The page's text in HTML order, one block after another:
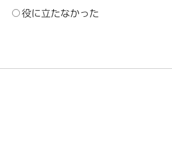
役に立たなかった